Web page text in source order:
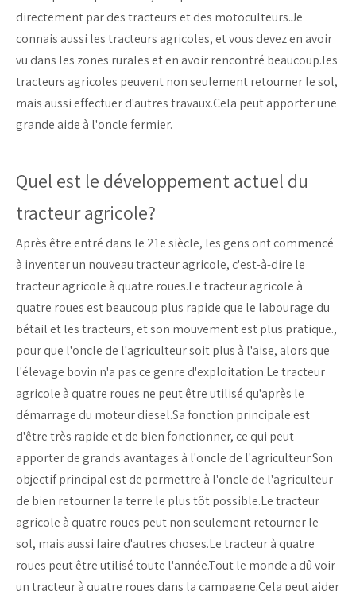
directement par des tracteurs et des motoculteurs.Je
connais aussi les tracteurs agricoles, et vous devez en avoir
vu dans les zones rurales et en avoir rencontré beaucoup.les
tracteurs agricoles peuvent non seulement retourner le sol,
mais aussi effectuer d'autres travaux.Cela peut apporter une
grande aide à l'oncle fermier.
Quel est le développement actuel du
tracteur agricole?
Après être entré dans le 21e siècle, les gens ont commencé
à inventer un nouveau tracteur agricole, c'est-à-dire le
tracteur agricole à quatre roues.Le tracteur agricole à
quatre roues est beaucoup plus rapide que le labourage du
bétail et les tracteurs, et son mouvement est plus pratique.,
pour que l'oncle de l'agriculteur soit plus à l'aise, alors que
l'élevage bovin n'a pas ce genre d'exploitation.Le tracteur
agricole à quatre roues ne peut être utilisé qu'après le
démarrage du moteur diesel.Sa fonction principale est
d'être très rapide et de bien fonctionner, ce qui peut
apporter de grands avantages à l'oncle de l'agriculteur.Son
objectif principal est de permettre à l'oncle de l'agriculteur
de bien retourner la terre le plus tôt possible.Le tracteur
agricole à quatre roues peut non seulement retourner le
sol, mais aussi faire d'autres choses.Le tracteur à quatre
roues peut être utilisé toute l'année.Tout le monde a dû voir
un tracteur à quatre roues dans la campagne.Cela peut aider